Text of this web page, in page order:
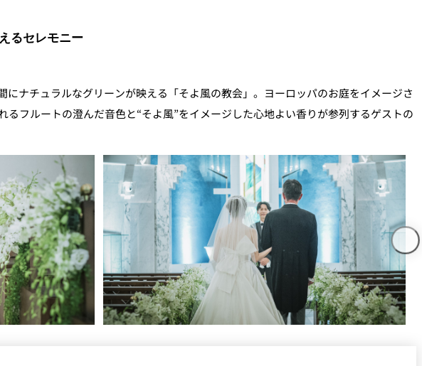
るセレモニー
ナチュラルなグリーンが映える「そよ風の教会」。ヨーロッパのお庭をイメージさ
フルートの澄んだ音色と“そよ風”をイメージした心地よい香りが参列するゲストの